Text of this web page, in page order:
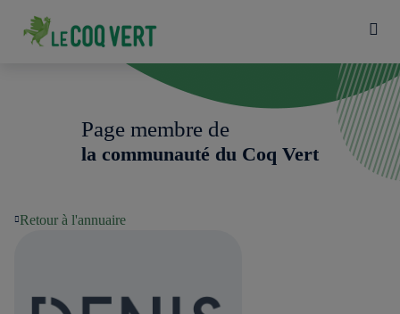
Page membre de
la communauté du Coq Vert
Retour à l'annuaire